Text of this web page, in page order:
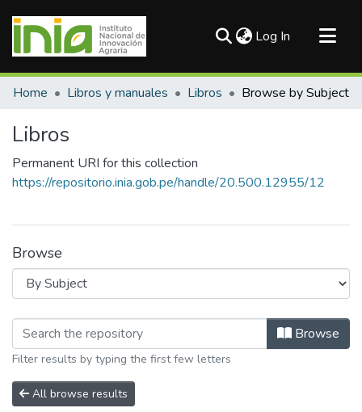
Log In (current)
Communities & Collections
Home Libros y manuales Libros Browse by Subject
Libros
Permanent URI for this collection
https://repositorio.inia.gob.pe/handle/20.500.12955/12
Browse
Browsing Libros by Subject "ADN"
Browse
Filter results by typing the first few letters
All browse results